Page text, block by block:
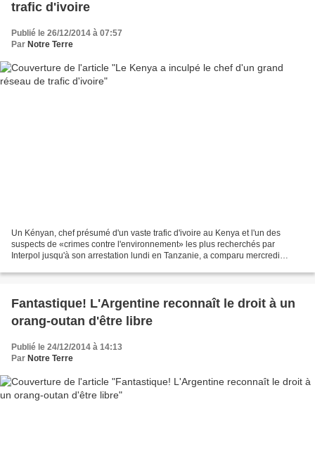
trafic d'ivoire
Publié le 26/12/2014 à 07:57
Par Notre Terre
Un Kényan, chef présumé d'un vaste trafic d'ivoire au Kenya et l'un des
suspects de «crimes contre l'environnement» les plus recherchés par
Interpol jusqu'à son arrestation lundi en Tanzanie, a comparu mercredi
Fantastique! L'Argentine reconnaît le droit à un
orang-outan d'être libre
Publié le 24/12/2014 à 14:13
Par Notre Terre